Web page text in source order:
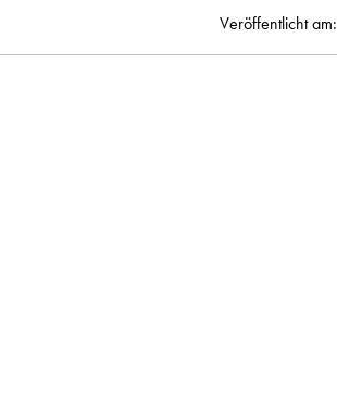
Veröffentlicht am: